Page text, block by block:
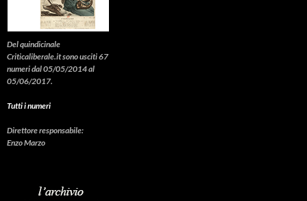
Del quindicinale
Criticaliberale.it sono usciti 67
numeri dal 05/05/2014 al
05/06/2017.
Tutti i numeri
Direttore responsabile:
Enzo Marzo